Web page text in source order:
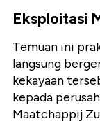
Eksploitasi
Temuan ini
langsung
kekayaan
kepada
Maatchappij